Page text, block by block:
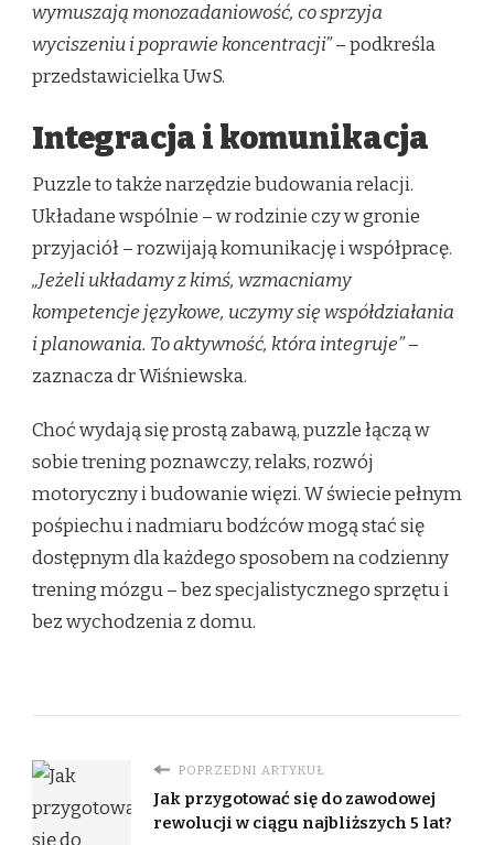
wymuszają monozadaniowość, co sprzyja
wyciszeniu i poprawie koncentracji”– podkreśla
przedstawicielka UwS.
Integracja i komunikacja
Puzzle to także narzędzie budowania relacji.
Układane wspólnie – w rodzinie czy w gronie
przyjaciół – rozwijają komunikację i współpracę.
„Jeżeli układamy z kimś, wzmacniamy
kompetencje językowe, uczymy się współdziałania
i planowania. To aktywność, która integruje”–
zaznacza dr Wiśniewska.
Choć wydają się prostą zabawą, puzzle łączą w
sobie trening poznawczy, relaks, rozwój
motoryczny i budowanie więzi. W świecie pełnym
pośpiechu i nadmiaru bodźców mogą stać się
dostępnym dla każdego sposobem na codzienny
trening mózgu – bez specjalistycznego sprzętu i
bez wychodzenia z domu.
POPRZEDNI ARTYKUŁ
Jak przygotować się do zawodowej
rewolucji w ciągu najbliższych 5 lat?